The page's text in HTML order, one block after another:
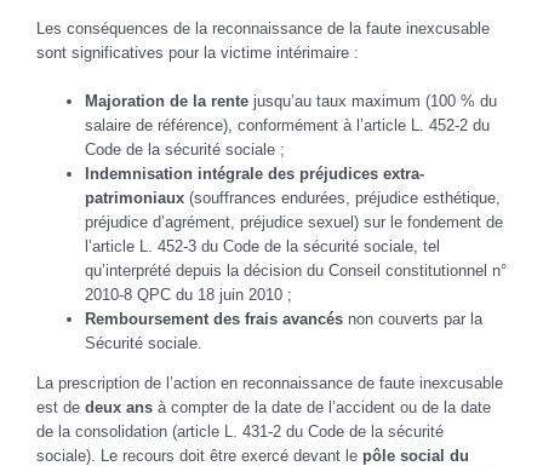
Les conséquences de la reconnaissance de la faute inexcusable
sont significatives pour la victime intérimaire :
Majoration de la rente jusqu’au taux maximum (100 % du
salaire de référence), conformément à l’article L. 452-2 du
Code de la sécurité sociale ;
Indemnisation intégrale des préjudices extra-
patrimoniaux (souffrances endurées, préjudice esthétique,
préjudice d’agrément, préjudice sexuel) sur le fondement de
l’article L. 452-3 du Code de la sécurité sociale, tel
qu’interprété depuis la décision du Conseil constitutionnel n°
2010-8 QPC du 18 juin 2010 ;
Remboursement des frais avancés non couverts par la
Sécurité sociale.
La prescription de l’action en reconnaissance de faute inexcusable
est de deux ans à compter de la date de l’accident ou de la date
de la consolidation (article L. 431-2 du Code de la sécurité
sociale). Le recours doit être exercé devant le pôle social du